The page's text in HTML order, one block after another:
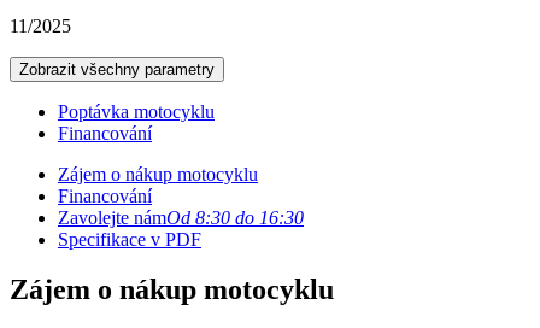
11/2025
Zobrazit všechny parametry
Poptávka motocyklu
Financování
Zájem o nákup motocyklu
Financování
Zavolejte námOd 8:30 do 16:30
Specifikace v PDF
Zájem o nákup motocyklu